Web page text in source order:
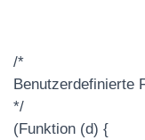
/*
Benutzerdefinierte
*/
(Funktion (d) {